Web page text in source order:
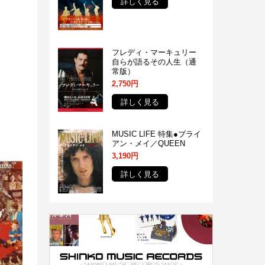
フレディ・マーキュリー
⾃らが語るその⼈⽣（通
常版）
2,750円
詳しく見る
MUSIC LIFE 特集●ブライ
アン・メイ／QUEEN
3,190円
詳しく見る